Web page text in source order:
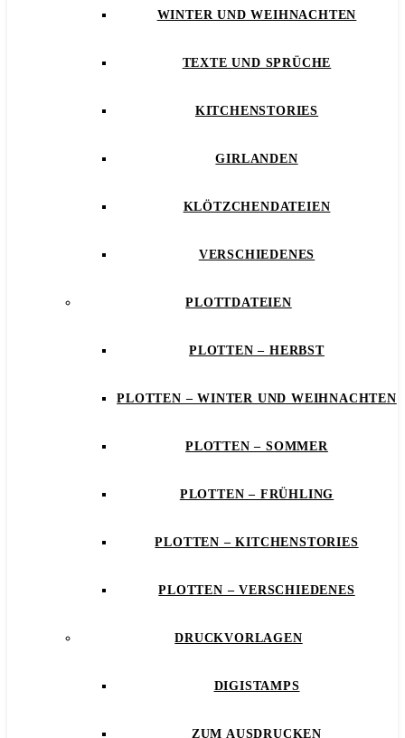
WINTER UND WEIHNACHTEN
TEXTE UND SPRÜCHE
KITCHENSTORIES
GIRLANDEN
KLÖTZCHENDATEIEN
VERSCHIEDENES
PLOTTDATEIEN
PLOTTEN – HERBST
PLOTTEN – WINTER UND WEIHNACHTEN
PLOTTEN – SOMMER
PLOTTEN – FRÜHLING
PLOTTEN – KITCHENSTORIES
PLOTTEN – VERSCHIEDENES
DRUCKVORLAGEN
DIGISTAMPS
ZUM AUSDRUCKEN